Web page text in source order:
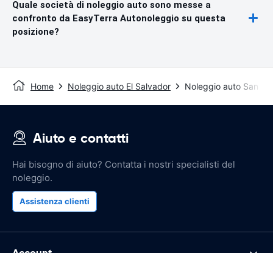
Quale società di noleggio auto sono messe a
confronto da EasyTerra Autonoleggio su questa
posizione?
Home Noleggio auto El Salvador Noleggio auto San
Aiuto e contatti
Hai bisogno di aiuto? Contatta i nostri specialisti del
noleggio.
Assistenza clienti